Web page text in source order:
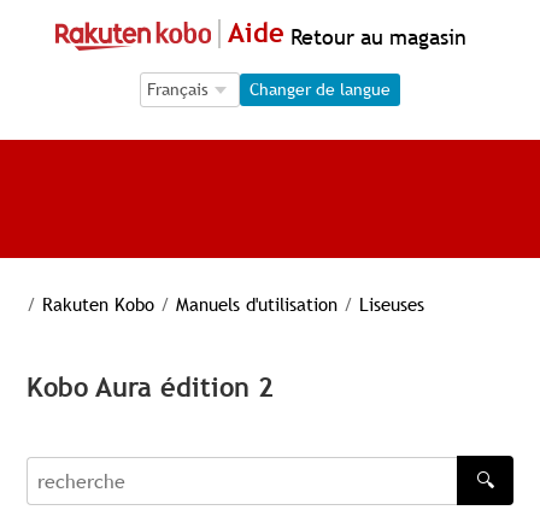
Aide Retour au magasin
Language Selection
Language Selection
Changer de langue
/ Rakuten Kobo / Manuels d'utilisation / Liseuses
Kobo Aura édition 2
recherche
🔍